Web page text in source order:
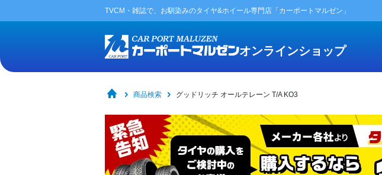
TVCM・雑誌で、お馴染みのタイヤ&ホイール専門店「カーポートマルゼン」
オンラインショップ
商品検索 グッドリッチ オールテレーン T/A KO3